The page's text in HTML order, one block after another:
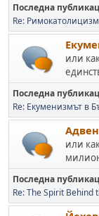
Последна
Re:
или
Последна
Re: Екуменизмът в
или
Последна
Re: The Spirit Behind